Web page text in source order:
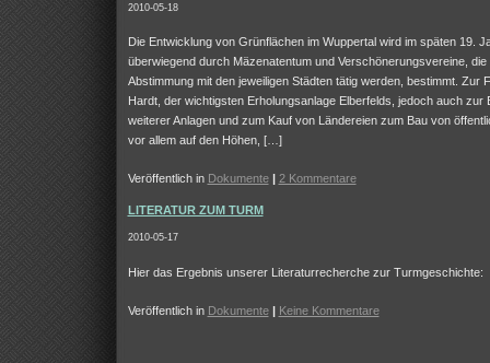
2010-05-18
Die Entwicklung von Grünflächen im Wuppertal wird im späten 19.
überwiegend durch Mäzenatentum und Verschönerungsvereine, die
Abstimmung mit den jeweiligen Städten tätig werden, bestimmt. Zur
Hardt, der wichtigsten Erholungsanlage Elberfelds, jedoch auch zur
weiterer Anlagen und zum Kauf von Ländereien zum Bau von
vor allem auf den Höhen, […]
Veröffentlich in Dokumente 2 Kommentare
LITERATUR ZUM TURM
2010-05-17
Hier das Ergebnis unserer Literaturrecherche zur Turmgeschichte:
Veröffentlich in Dokumente | Keine Kommentare